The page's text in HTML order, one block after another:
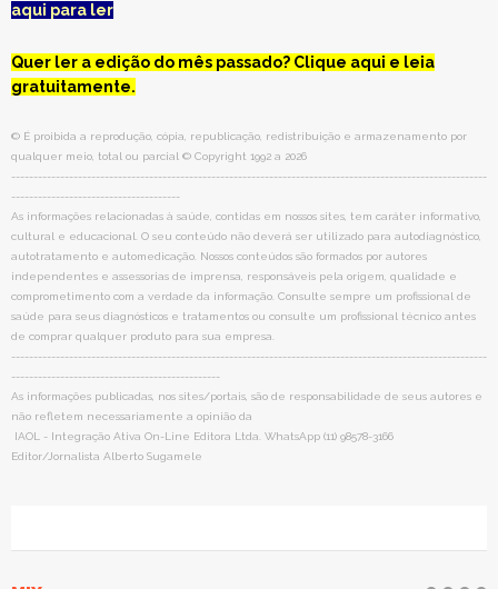
aqui para ler
Quer ler a edição do mês passado? Clique aqui e leia
gratuitamente.
© É proibida a reprodução, cópia, republicação, redistribuição e armazenamento por
qualquer meio, total ou parcial © Copyright 1992 a 2026
-----------------------------------------------------------------------------------------------------------
--------------------------------------
As informações relacionadas à saúde, contidas em nossos sites, tem caráter informativo,
cultural e educacional. O seu conteúdo não deverá ser utilizado para autodiagnóstico,
autotratamento e automedicação. Nossos conteúdos são formados por autores
independentes e assessorias de imprensa, responsáveis pela origem, qualidade e
comprometimento com a verdade da informação. Consulte sempre um profissional de
saúde para seus diagnósticos e tratamentos ou consulte um profissional técnico antes
de comprar qualquer produto para sua empresa.
-----------------------------------------------------------------------------------------------------------
-----------------------------------------------
As informações publicadas, nos sites/portais, são de responsabilidade de seus autores e
não refletem necessariamente a opinião da
IAOL - Integração Ativa On-Line Editora Ltda. WhatsApp (11) 98578-3166
Editor/Jornalista Alberto Sugamele